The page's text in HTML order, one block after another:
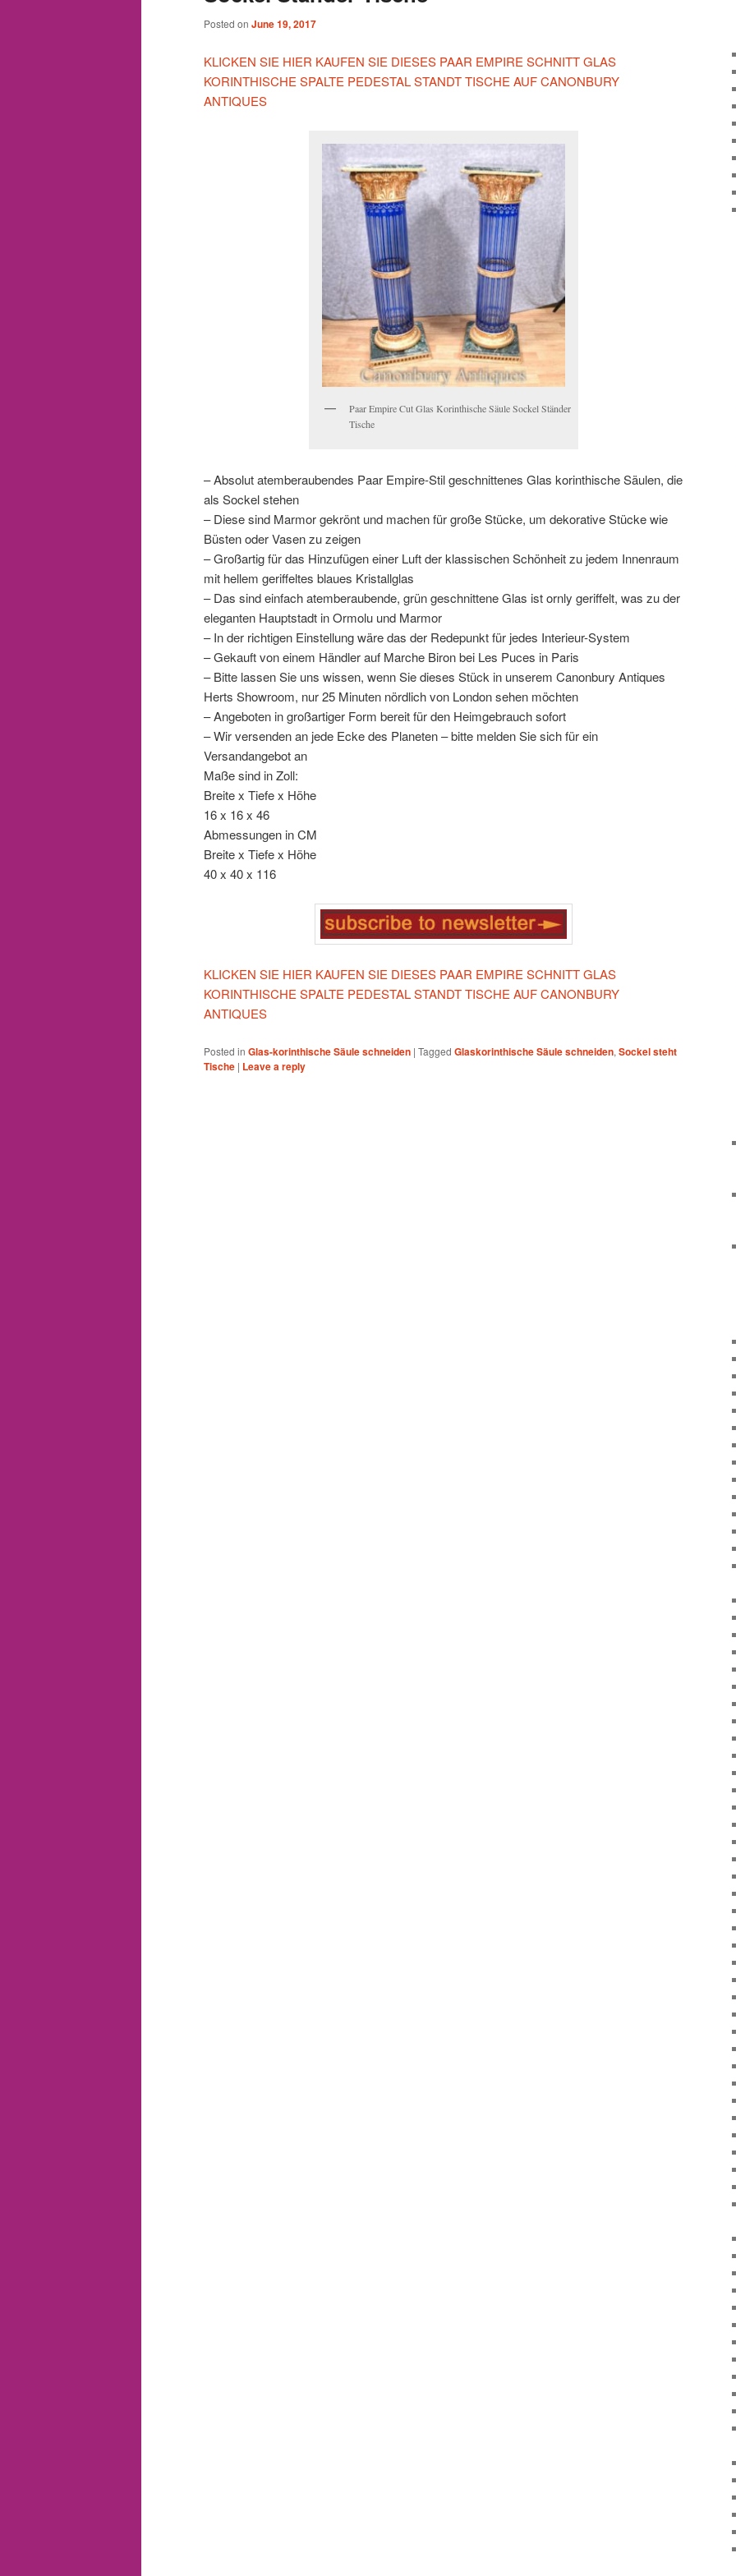
Posted on June 19, 2017
KLICKEN SIE HIER KAUFEN SIE DIESES PAAR EMPIRE SCHNITT GLAS
KORINTHISCHE SPALTE PEDESTAL STANDT TISCHE AUF CANONBURY
ANTIQUES
Paar Empire Cut Glas Korinthische Säule Sockel Ständer
Tische
– Absolut atemberaubendes Paar Empire-Stil geschnittenes Glas korinthische Säulen, die
als Sockel stehen
– Diese sind Marmor gekrönt und machen für große Stücke, um dekorative Stücke wie
Büsten oder Vasen zu zeigen
– Großartig für das Hinzufügen einer Luft der klassischen Schönheit zu jedem Innenraum
mit hellem geriffeltes blaues Kristallglas
– Das sind einfach atemberaubende, grün geschnittene Glas ist ornly geriffelt, was zu der
eleganten Hauptstadt in Ormolu und Marmor
– In der richtigen Einstellung wäre das der Redepunkt für jedes Interieur-System
– Gekauft von einem Händler auf Marche Biron bei Les Puces in Paris
– Bitte lassen Sie uns wissen, wenn Sie dieses Stück in unserem Canonbury Antiques
Herts Showroom, nur 25 Minuten nördlich von London sehen möchten
– Angeboten in großartiger Form bereit für den Heimgebrauch sofort
– Wir versenden an jede Ecke des Planeten – bitte melden Sie sich für ein
Versandangebot an
Maße sind in Zoll:
Breite x Tiefe x Höhe
16 x 16 x 46
Abmessungen in CM
Breite x Tiefe x Höhe
40 x 40 x 116
KLICKEN SIE HIER KAUFEN SIE DIESES PAAR EMPIRE SCHNITT GLAS
KORINTHISCHE SPALTE PEDESTAL STANDT TISCHE AUF CANONBURY
ANTIQUES
Posted in Glas-korinthische Säule schneiden | Tagged Glaskorinthische Säule schneiden, Sockel steht
Tische | Leave a reply